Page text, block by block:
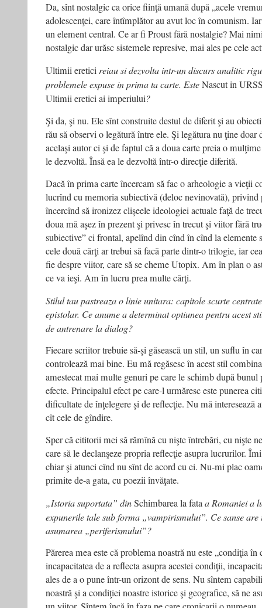
Da, sînt nostalgic ca orice fiinţă umană după „acele
adolescenţei, care întîmplător au avut loc în comunism.
un element central. Ce ar fi Proust fără nostalgie? Mai
nostalgic dar urăsc sistemele represive, mai ales pe cele
Ultimii eretici reiau si dezvolta intr-un discurs analitic
problemeleexpuse in prima ta carte. EsteNascut in
Ultimii eretici ai imperiului?
Şi da, şi nu. Ele sînt construite destul de diferit şi au
rău să observi o legătură între ele. Şi legătura nu ţine doar
acelaşi autor ci şi de faptul că a doua carte preia o
le dezvoltă. Însă ea le dezvoltă într-o direcţie diferită.
Dacă în prima carte încercam să fac o arheologie a vieţii
lucrînd cu memoria subiectivă (deloc nevinovată), privind
încercînd să ironizez clişeele ideologiei actuale faţă de
doua mă aşez în prezent şi privesc în trecut şi viitor fără
subiective” ci frontal, apelînd din cînd în cînd la elemente
cele două cărţi ar trebui să facă parte dintr-o trilogie, iar
fie despre viitor, care să se cheme Utopix. Am în plan o
ce va ieşi. Am în lucru prea multe cărţi.
Stilul tau pastreaza o linie unitara: capitole scurte
epistolar. Ceanume a determinat optiunea pentru acest
de antrenare la dialog?
Fiecare scriitor trebuie să-şi găsească un stil, un suflu în
controlează mai bine. Eu mă regăsesc în acest stil
amestecat mai multe genuri pe care le schimb după
efecte. Principalul efect pe care-l urmăresc este punerea
dificultate de înţelegere şi de reflecţie. Nu mă interesează
cît cele de gîndire.
Sper că cititorii mei să rămînă cu nişte întrebări, cu nişte
care să le declanşeze propria reflecţie asupra lucrurilor.
chiar şi atunci cînd nu sînt de acord cu ei. Nu-mi plac
primite de-a gata, cu poezii învăţate.
„Istoria suportata” dinSchimbarea la fataa Romaniei a
expunerile tale sub forma „vampirismului”. Ce sanse
asumarea „periferismului”?
Părerea mea este că problema noastră nu este „condiţia în
incapacitatea de a reflecta asupra acestei condiţii,
ales de a o pune într-un orizont de sens. Nu sîntem
noastră şi a condiţiei noastre istorice şi geografice, să ne